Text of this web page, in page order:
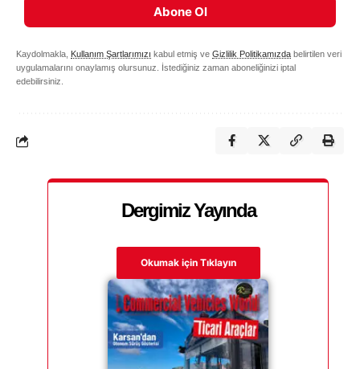
Abone Ol
Kaydolmakla, Kullanım Şartlarımızı kabul etmiş ve Gizlilik Politikamızda belirtilen veri
uygulamalarını onaylamış olursunuz. İstediğiniz zaman aboneliğinizi iptal
edebilirsiniz.
Dergimiz Yayında
Okumak için Tıklayın